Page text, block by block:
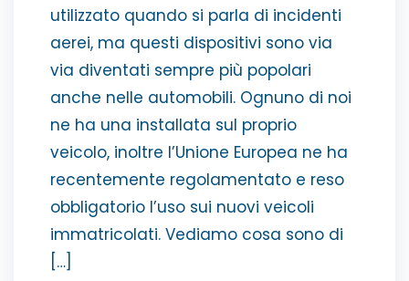
utilizzato quando si parla di incidenti
aerei, ma questi dispositivi sono via
via diventati sempre più popolari
anche nelle automobili. Ognuno di noi
ne ha una installata sul proprio
veicolo, inoltre l’Unione Europea ne ha
recentemente regolamentato e reso
obbligatorio l’uso sui nuovi veicoli
immatricolati. Vediamo cosa sono di
[…]